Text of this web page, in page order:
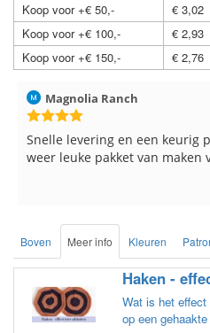
Koop voor +€ 50,-
€ 3,02
Koop voor +€ 100,-
€ 2,93
Koop voor +€ 150,-
€ 2,76
Hilde uit Loyers
Reeds meerdere keren
breinaalden besteld, altijd
Boven Meer info Kleuren
Haken -
Wat is het
op een